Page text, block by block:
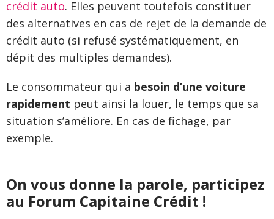
crédit auto. Elles peuvent toutefois constituer
des alternatives en cas de rejet de la demande de
crédit auto (si refusé systématiquement, en
dépit des multiples demandes).
Le consommateur qui a besoin d’une voiture
rapidement peut ainsi la louer, le temps que sa
situation s’améliore. En cas de fichage, par
exemple.
On vous donne la parole, participez
au Forum Capitaine Crédit !